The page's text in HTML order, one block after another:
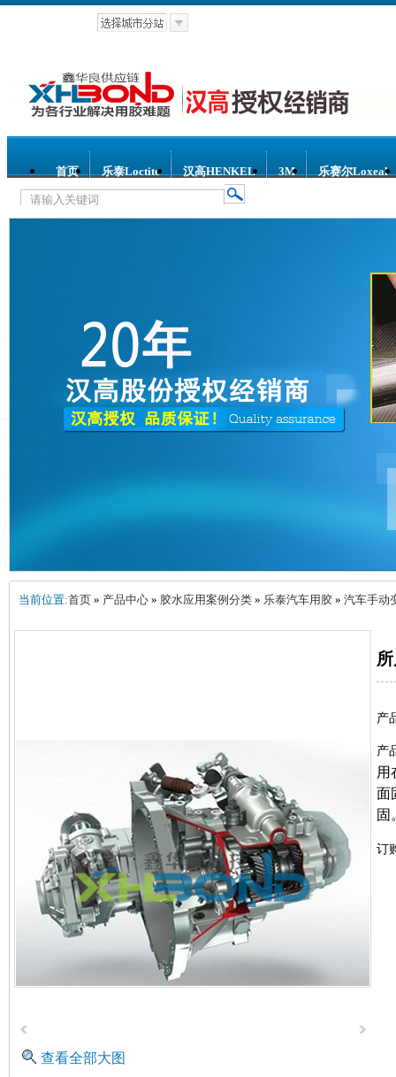
首页 乐泰Loctite 汉高HENKEL 3M 乐赛尔Loxeal
热门关键词： 乐泰螺纹锁固胶 乐泰螺纹密封胶
乐泰环
泰平面密封胶
当前位置:首页 » 产品中心 » 胶水应用案例分类 » 乐泰汽车用胶 » 汽车手动
查看全部大图
产
产
用
面
固
订